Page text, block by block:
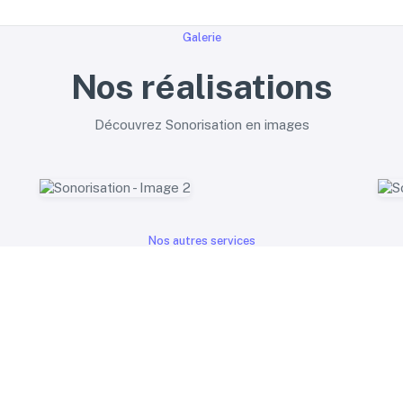
Galerie
Nos réalisations
Découvrez Sonorisation en images
Nos autres services